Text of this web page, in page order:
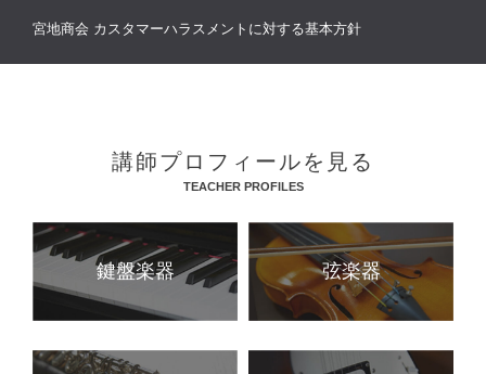
宮地商会 カスタマーハラスメントに対する基本方針
講師プロフィールを見る
TEACHER PROFILES
鍵盤楽器 弦楽器